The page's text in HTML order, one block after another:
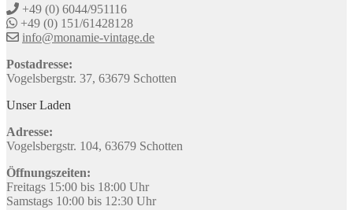
+49 (0) 6044/951116
+49 (0) 151/61428128
info@monamie-vintage.de
Postadresse:
Vogelsbergstr. 37, 63679 Schotten
Unser Laden
Adresse:
Vogelsbergstr. 104, 63679 Schotten
Öffnungszeiten:
Freitags 15:00 bis 18:00 Uhr
Samstags 10:00 bis 12:30 Uhr